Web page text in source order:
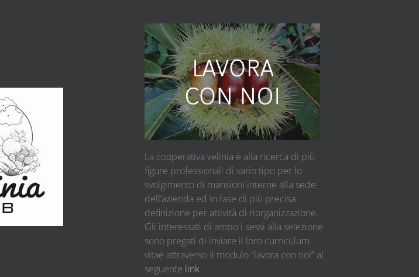
La cooperativa velinia è alla ricerca di più
figure professionali di vario tipo per lo
svolgimento di mansioni interne alla sede
dell’azienda ed in fase di più precisa
definizione per attività di riorganizzazione.
Gli interessati di ambo i sessi alla selezione
sono pregati di inviare il loro curriculum
vitae attraverso il modulo “lavora con noi” al
seguente link